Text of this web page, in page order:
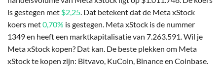
is gestegen met $2,25. Dat betekent dat de Meta xStock
koers met0,70% is gestegen. Meta xStock is de nummer
1349 en heeft een marktkapitalisatie van 7.263.591. Wil je
Meta xStock kopen? Dat kan. De beste plekken om Meta
xStock te kopen zijn: Bitvavo, KuCoin, Binance en Coinbase.